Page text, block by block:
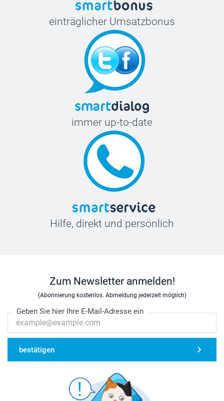
einträglicher Umsatzbonus
immer up-to-date
Hilfe, direkt und persönlich
Zum Newsletter anmelden!
(Abonnierung kostenlos. Abmeldung jederzeit möglich)
Geben Sie hier Ihre E-Mail-Adresse ein
bestätigen